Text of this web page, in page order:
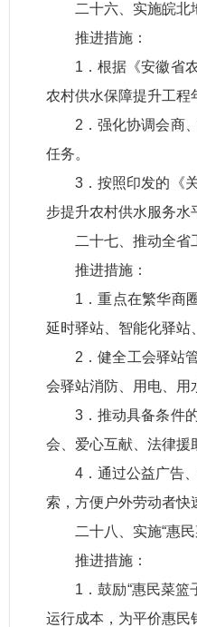
二十六、实施皖
推进措施：
1．根据《安徽省
农村供水保障提升工程
2．强化协调会商
任务。
3．按照印发的《
步提升农村供水服务水
二十七、推动全
推进措施：
1．重点在繁华商
延时驿站、智能化驿站
2．健全工会驿站
会驿站消防、用电、用
3．推动具备条件
会、爱心互献、法律援
4．通过公益广告
索，方便户外劳动者快
二十八、实施“惠
推进措施：
1．鼓励“惠民菜
运行成本，为平价惠民